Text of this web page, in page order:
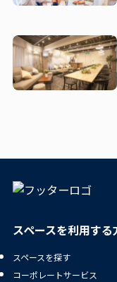
スペースを利用する
スペースを探す
コーポレートサービス